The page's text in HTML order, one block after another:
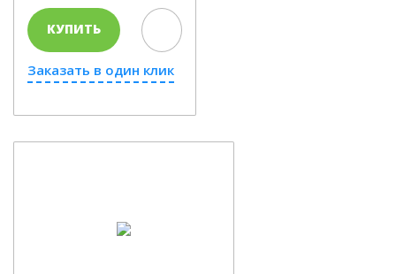
КУПИТЬ
Заказать в один клик